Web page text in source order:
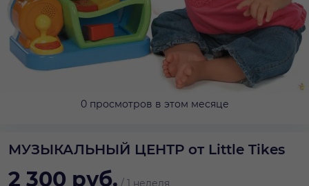
0 просмотров в этом месяце
МУЗЫКАЛЬНЫЙ ЦЕНТР от Little Tikes
2 300 руб. / 1 неделя